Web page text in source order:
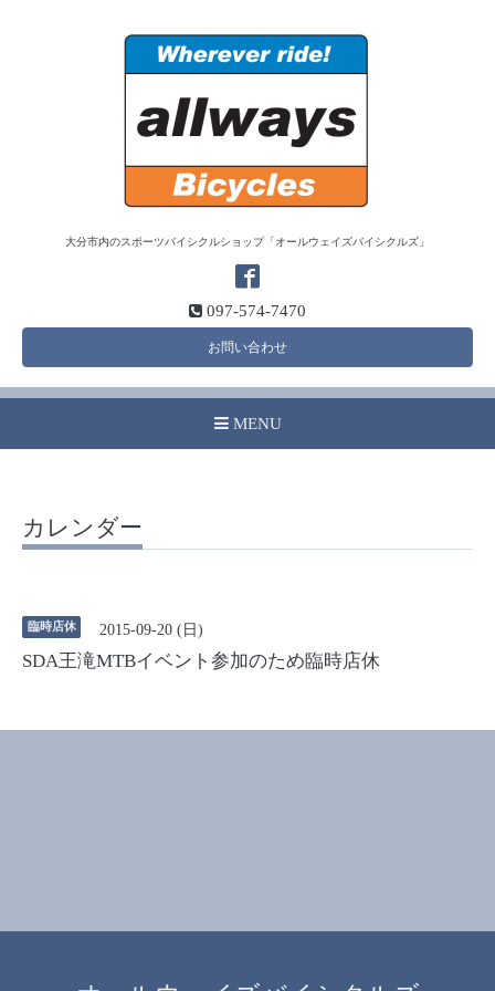
大分市内のスポーツバイシクルショップ「オールウェイズバイシクルズ」
097-574-7470
お問い合わせ
MENU
カレンダー
臨時店休 2015-09-20 (日)
SDA王滝MTBイベント参加のため臨時店休